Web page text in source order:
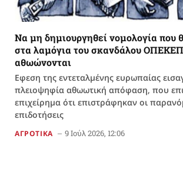
Να μη δημιουργηθεί νομολογία που
στα λαμόγια του σκανδάλου
αθωώνονται
Εφεση της εντεταλμένης ευρωπαίας
πλειοψηφία αθωωτική απόφαση, που
επιχείρημα ότι επιστράφηκαν οι
επιδοτήσεις
ΑΓΡΟΤΙΚΑ 9 Ιούλ 2026, 12:06